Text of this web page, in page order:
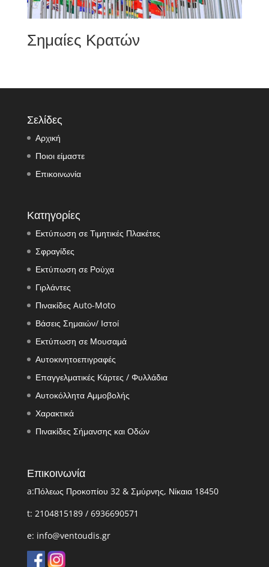
Σημαίες Κρατών
Σελίδες
Αρχική
Ποιοι είμαστε
Επικοινωνία
Κατηγορίες
Εκτύπωση σε Τιμητικές Πλακέτες
Σφραγίδες
Εκτύπωση σε Ρούχα
Γιρλάντες
Πινακίδες Auto-Moto
Βάσεις Σημαιών/ Ιστοί
Εκτύπωση σε Μουσαμά
Αυτοκινητοεπιγραφές
Επαγγελματικές Κάρτες / Φυλλάδια
Αυτοκόλλητα Αμμοβολής
Χαρακτικά
Πινακίδες Σήμανσης και Οδών
Επικοινωνία
a:Πόλεως Προκοπίου 32 & Σμύρνης, Νίκαια 18450
t: 2104815189 / 6936690571
e: info@ventoudis.gr